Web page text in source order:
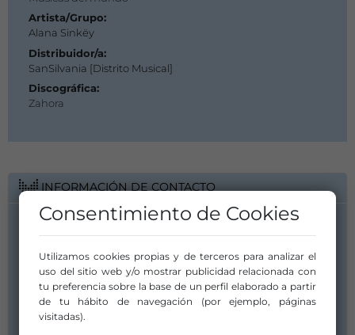
Artista/Grupo:
Alana Sinkëy
Distribuidor/a:
SanSilvania [Distrito Musical]
Discográfica:
Zahora
INFORMACIÓN DE CONTACTO
info@sansilvania.com
info@sansilvania.com
679713534
Consentimiento de Cookies
Utilizamos cookies propias y de terceros para analizar el
uso del sitio web y/o mostrar publicidad relacionada con
tu preferencia sobre la base de un perfil elaborado a partir
de tu hábito de navegación (por ejemplo, páginas
visitadas).